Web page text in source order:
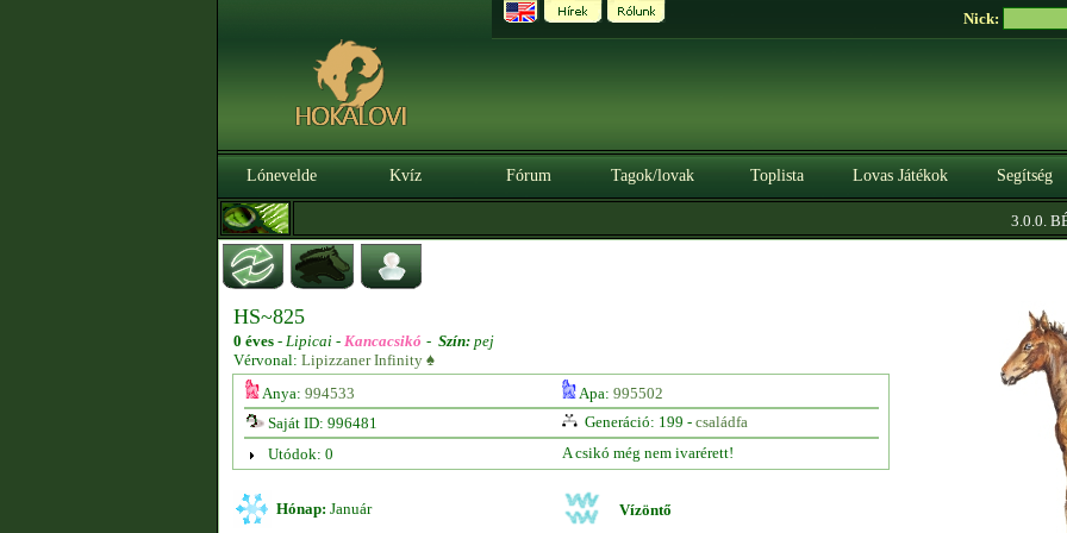
Nick:
Lónevelde Kvíz Fórum Tagok/lovak Toplista Lovas Játékok Segítség
3.0.0.
HS~825
0 éves - Lipicai - Kancacsikó - Szín: pej
Vérvonal: Lipizzaner Infinity ♠
Anya: 994533 Apa: 995502
Saját ID: 996481
Generáció: 199 - családfa
Utódok: 0
A csikó még nem ivarérett!
Hónap: Január Vízöntő